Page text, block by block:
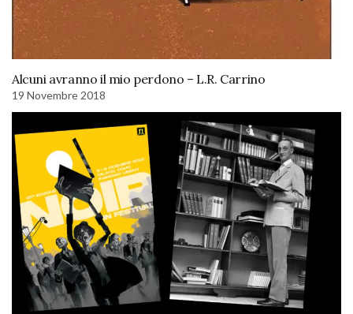
Alcuni avranno il mio perdono – L.R. Carrino
19 Novembre 2018